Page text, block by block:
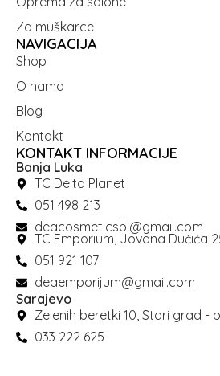
Za muškarce
NAVIGACIJA
Shop
O nama
Blog
Kontakt
KONTAKT INFORMACIJE
Banja Luka
TC Delta Planet
051 498 213
deacosmeticsbl@gmail.com
TC Emporium, Jovana Dučića
051 921 107
deaemporijum@gmail.com
Sarajevo
Zelenih beretki 10, Stari grad -
033 222 625